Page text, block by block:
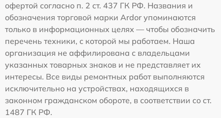
офертой согласно п. 2 ст. 437 ГК РФ. Названия и
обозначения торговой марки Ardor упоминаются
только в информационных целях — чтобы обозначить
перечень техники, с которой мы работаем. Наша
организация не аффилирована с владельцами
указанных товарных знаков и не представляет их
интересы. Все виды ремонтных работ выполняются
исключительно на устройствах, находящихся в
законном гражданском обороте, в соответствии со ст.
1487 ГК РФ.